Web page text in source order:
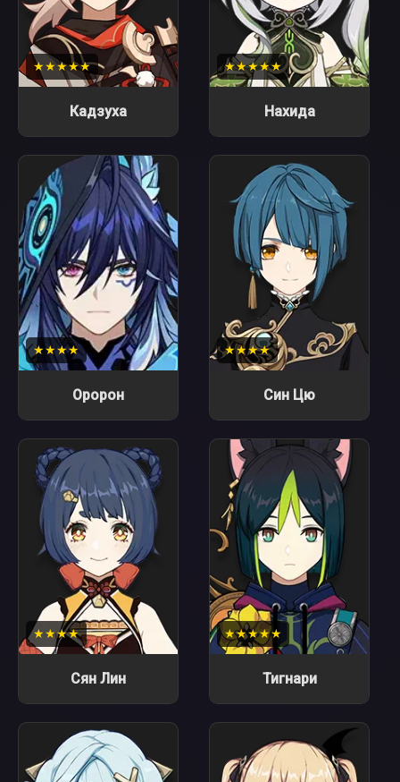
★★★★★
Кадзуха
★★★★★
Нахида
★★★★
Оророн
★★★★
Син Цю
★★★★
Сян Лин
★★★★★
Тигнари